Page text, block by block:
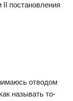
постановления
отводом
называть то-